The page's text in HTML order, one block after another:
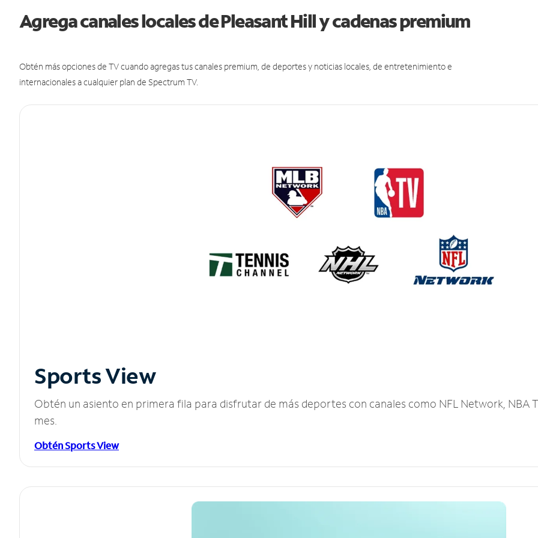
Agrega canales locales de Pleasant Hill y cadenas premium
Obtén más opciones de TV cuando agregas tus canales premium, de deportes y noticias locales, de entretenimiento e
internacionales a cualquier plan de Spectrum TV.
Sports View
Obtén un asiento en primera fila para disfrutar de más deportes con canales como NFL Network, NBA
mes.
Obtén Sports View